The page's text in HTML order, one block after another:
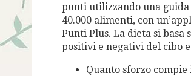
punti utilizzando una guida
40.000 alimenti, con
Punti Plus. La dieta si
positivi e negativi del cibo
Quanto sforzo